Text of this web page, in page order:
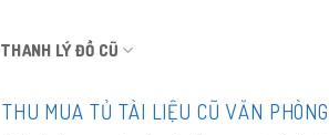
THANH LÝ ĐỒ CŨ
THU MUA TỦ TÀI LIỆU CŨ VĂN PHÒNG